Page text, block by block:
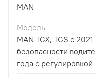
MAN
Модель
MAN TGX, TGS с
безопасности
года с регулировкой